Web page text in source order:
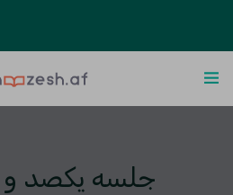
جلسه یکصد و